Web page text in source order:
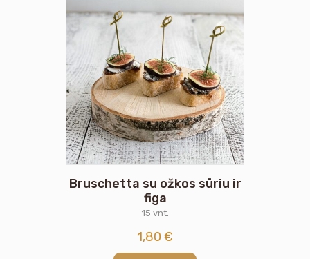
Bruschetta su ožkos sūriu ir
figa
15 vnt.
1,80 €